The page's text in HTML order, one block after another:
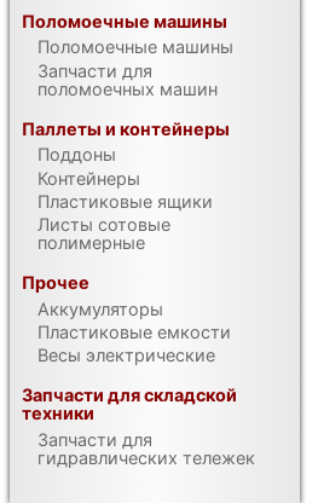
Поломоечные машины
Поломоечные машины
Запчасти для
поломоечных машин
Паллеты и контейнеры
Поддоны
Контейнеры
Пластиковые ящики
Листы сотовые
полимерные
Прочее
Аккумуляторы
Пластиковые емкости
Весы электрические
Запчасти для складской
техники
Запчасти для
гидравлических тележек